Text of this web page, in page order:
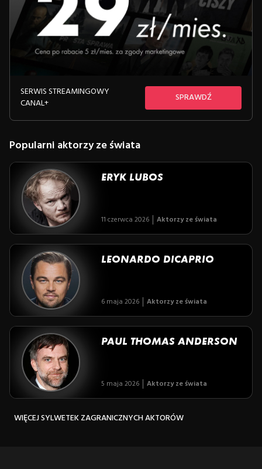
SERWIS STREAMINGOWY
CANAL+
SPRAWDŹ
Popularni aktorzy ze świata
ERYK LUBOS
11 czerwca 2026 Aktorzy ze świata
LEONARDO DICAPRIO
6 maja 2026 Aktorzy ze świata
PAUL THOMAS ANDERSON
5 maja 2026 Aktorzy ze świata
WIĘCEJ SYLWETEK ZAGRANICZNYCH AKTORÓW